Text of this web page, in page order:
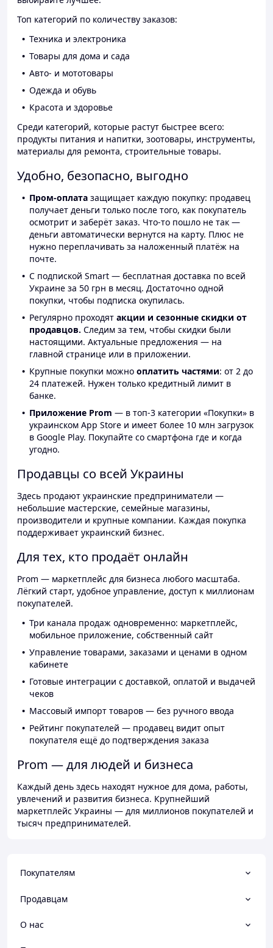
Топ категорий по количеству заказов:
Техника и электроника
Товары для дома и сада
Авто- и мототовары
Одежда и обувь
Красота и здоровье
Среди категорий, которые растут быстрее всего:
продукты питания и напитки, зоотовары, инструменты,
материалы для ремонта, строительные товары.
Удобно, безопасно, выгодно
Пром-оплата защищает каждую покупку: продавец
получает деньги только после того, как покупатель
осмотрит и заберёт заказ. Что-то пошло не так —
деньги автоматически вернутся на карту. Плюс не
нужно переплачивать за наложенный платёж на
почте.
С подпиской Smart — бесплатная доставка по всей
Украине за 50 грн в месяц. Достаточно одной
покупки, чтобы подписка окупилась.
Регулярно проходят акции и сезонные скидки от
продавцов. Следим за тем, чтобы скидки были
настоящими. Актуальные предложения — на
главной странице или в приложении.
Крупные покупки можно оплатить частями: от 2 до
24 платежей. Нужен только кредитный лимит в
банке.
Приложение Prom — в топ-3 категории «Покупки» в
украинском App Store и имеет более 10 млн загрузок
в Google Play. Покупайте со смартфона где и когда
угодно.
Продавцы со всей Украины
Здесь продают украинские предприниматели —
небольшие мастерские, семейные магазины,
производители и крупные компании. Каждая покупка
поддерживает украинский бизнес.
Для тех, кто продаёт онлайн
Prom — маркетплейс для бизнеса любого масштаба.
Лёгкий старт, удобное управление, доступ к миллионам
покупателей.
Три канала продаж одновременно: маркетплейс,
мобильное приложение, собственный сайт
Управление товарами, заказами и ценами в одном
кабинете
Готовые интеграции с доставкой, оплатой и выдачей
чеков
Массовый импорт товаров — без ручного ввода
Рейтинг покупателей — продавец видит опыт
покупателя ещё до подтверждения заказа
Prom — для людей и бизнеса
Каждый день здесь находят нужное для дома, работы,
увлечений и развития бизнеса. Крупнейший
маркетплейс Украины — для миллионов покупателей и
тысяч предпринимателей.
Покупателям
Продавцам
О нас